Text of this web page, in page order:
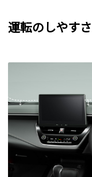
運転のしやすさ